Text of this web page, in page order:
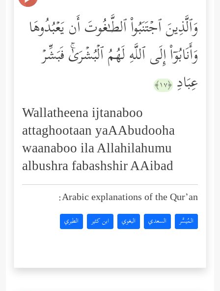
وَٱلَّذِینَ ٱجۡتَنَبُواْ ٱلطَّـٰغُوتَ أَن یَعۡبُدُوهَا
وَأَنَابُوۤاْ إِلَى ٱللَّهِ لَهُمُ ٱلۡبُشۡرَىٰۚ فَبَشِّرۡ
عِبَادِ ﴿١٧﴾
Wallatheena ijtanaboo
attaghootaan yaAAbudooha
waanaboo ila Allahilahumu
albushra fabashshir AAibad
Arabic explanations of the Qur’an:
المُيسَّر السعدي البغوي ابن كثير الطبري